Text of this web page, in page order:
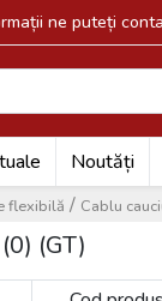
ne puteți
Noutăți
Cablu
/
flexibilă
(GT)